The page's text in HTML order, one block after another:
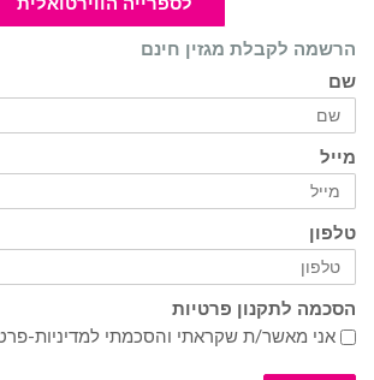
הרשמה לקבלת מגזין חינם
שם
מייל
טלפון
הסכמה לתקנון פרטיות
אני מאשר/ת שקראתי והסכמתי למדיניות-